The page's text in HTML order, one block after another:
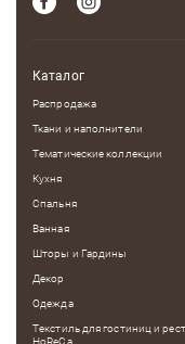
Каталог
Распродажа
Ткани и наполнители
Тематические коллекции
Кухня
Спальня
Ванная
Шторы и Гардины
Декор
Одежда
Текстиль для гостиниц и
HoReCa